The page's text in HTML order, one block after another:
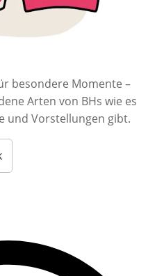
besondere Momente –
Arten von BHs wie es
und Vorstellungen gibt.